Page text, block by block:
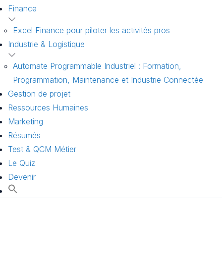
Finance
Excel Finance pour piloter les activités pros
Industrie & Logistique
Automate Programmable Industriel : Formation,
Programmation, Maintenance et Industrie Connectée
Gestion de projet
Ressources Humaines
Marketing
Résumés
Test & QCM Métier
Le Quiz
Devenir